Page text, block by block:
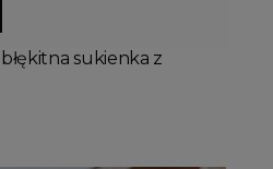
sukienka z